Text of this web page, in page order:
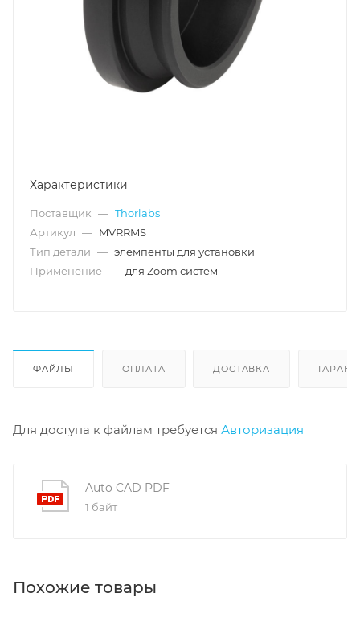
Характеристики
Поставщик — Thorlabs
Артикул — MVRRMS
Тип детали — элемпенты для установки
Применение — для Zoom систем
ФАЙЛЫ ОПЛАТА ДОСТАВКА
Для доступа к файлам требуется Авторизация
Auto CAD PDF
1 байт
Похожие товары